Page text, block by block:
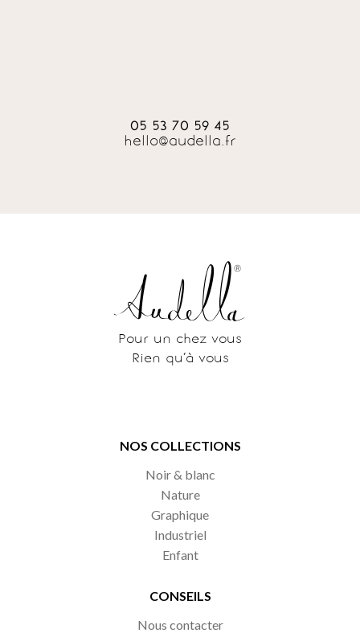
05 53 70 59 45
hello@audella.fr
Pour un chez vous
Rien qu’à vous
NOS COLLECTIONS
Noir & blanc
Nature
Graphique
Industriel
Enfant
CONSEILS
Nous contacter